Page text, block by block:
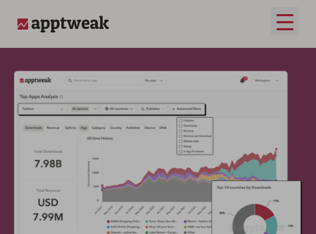
メイ